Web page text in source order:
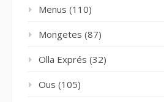
Menus (110)
Mongetes (87)
Olla Exprés (32)
Ous (105)